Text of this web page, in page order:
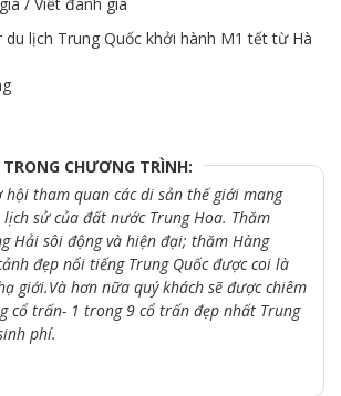
du lịch Trung Quốc khởi hành M1 tết từ Hà
CHƯƠNG TRÌNH:
hội tham quan các di sản thế giới mang
sử của đất nước Trung Hoa. Thăm
Hải sôi động và hiện đại; thăm Hàng
đẹp nổi tiếng Trung Quốc được coi là
giới.Và hơn nữa quý khách sẽ được chiêm
cổ trấn- 1 trong 9 cổ trấn đẹp nhất Trung
phí.